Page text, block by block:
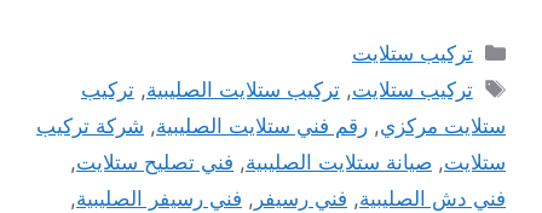
التصنيفات
تركيب ستلايت
الوسوم
تركيب ستلايت,تركيب ستلايت الصليبية,تركيب
ستلايت مركزي, رقم فني ستلايت الصليبية, شركة تركيب
ستلايت, صيانة ستلايت الصليبية, فني تصليح ستلايت,
فني دش الصليبية, فني رسيفر , فني رسيفر الصليبية,